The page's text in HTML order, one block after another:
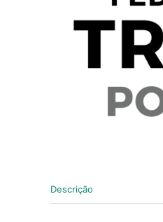
Descrição